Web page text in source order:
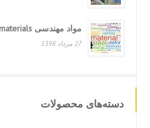
مواد مهندسی Engineering materials
27 مرداد 1398
دسته‌های محصولات